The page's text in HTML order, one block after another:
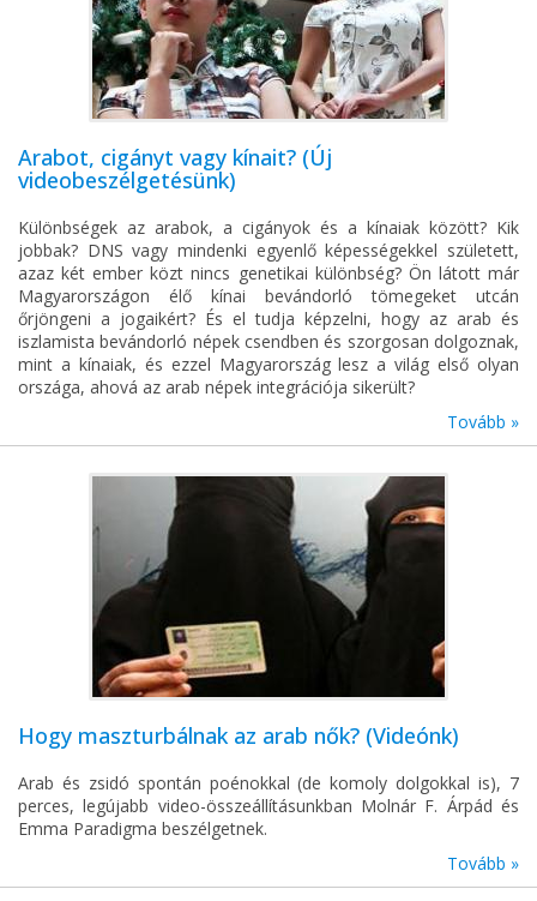
Arabot, cigányt vagy kínait? (Új
videobeszélgetésünk)
Különbségek az arabok, a cigányok és a kínaiak között? Kik
jobbak? DNS vagy mindenki egyenlő képességekkel született,
azaz két ember közt nincs genetikai különbség? Ön látott már
Magyarországon élő kínai bevándorló tömegeket utcán
őrjöngeni a jogaikért? És el tudja képzelni, hogy az arab és
iszlamista bevándorló népek csendben és szorgosan dolgoznak,
mint a kínaiak, és ezzel Magyarország lesz a világ első olyan
országa, ahová az arab népek integrációja sikerült?
Tovább »
Hogy maszturbálnak az arab nők? (Videónk)
Arab és zsidó spontán poénokkal (de komoly dolgokkal is), 7
perces, legújabb video-összeállításunkban Molnár F. Árpád és
Emma Paradigma beszélgetnek.
Tovább »